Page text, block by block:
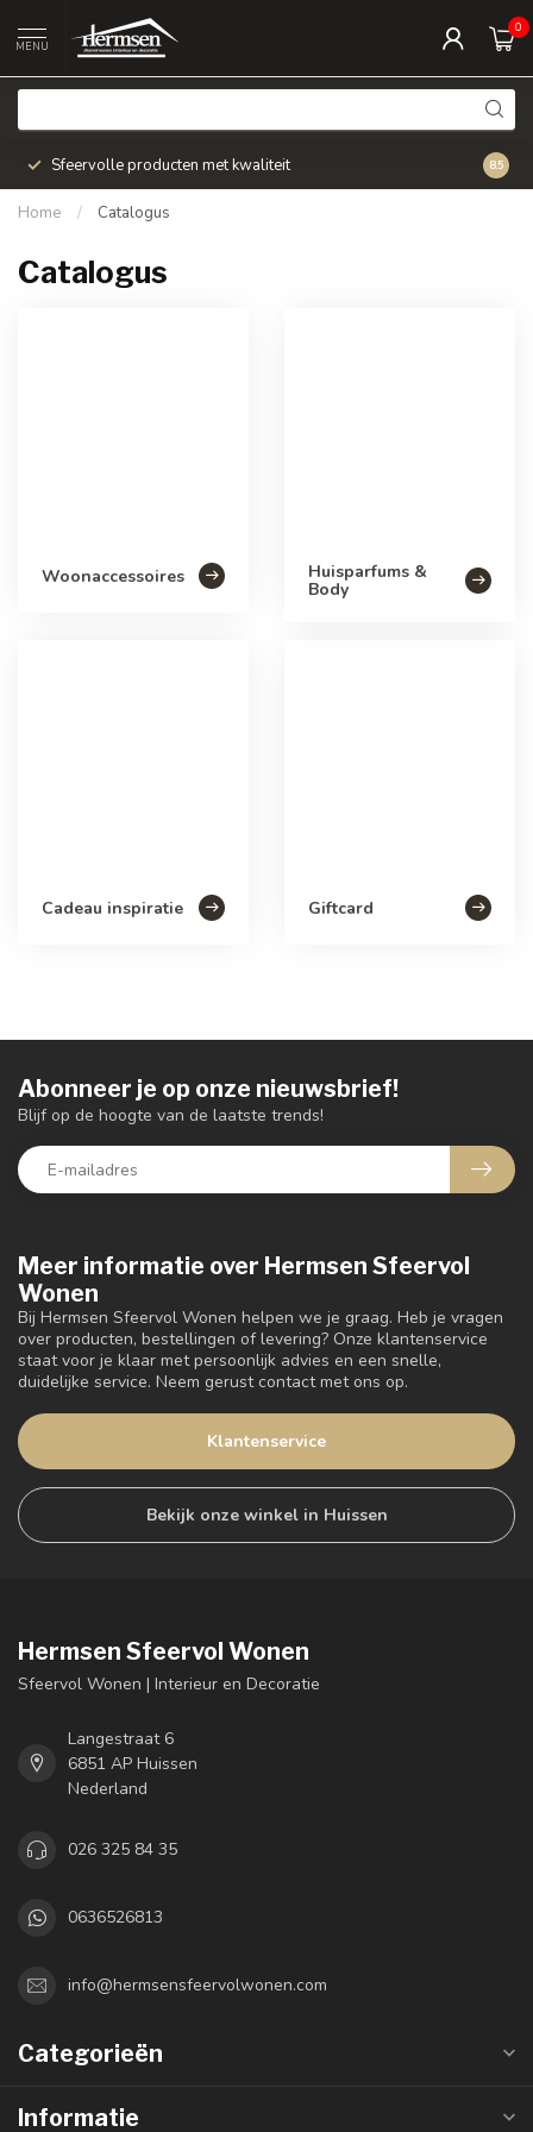
MENU
0
Sfeervolle producten met kwaliteit Snel
8.5
Home / Catalogus
Catalogus
Woonaccessoires Huisparfums &
Body
Cadeau inspiratie Giftcard
Meer informatie over Hermsen Sfeervol
Wonen
Bij Hermsen Sfeervol Wonen helpen we je graag. Heb je vragen
over producten, bestellingen of levering? Onze klantenservice
staat voor je klaar met persoonlijk advies en een snelle,
duidelijke service. Neem gerust contact met ons op.
Klantenservice
Bekijk onze winkel in Huissen
Abonneer je op onze nieuwsbrief!
Blijf op de hoogte van de laatste trends!
Hermsen Sfeervol Wonen
Sfeervol Wonen | Interieur en Decoratie
Langestraat 6
6851 AP Huissen
Nederland
026 325 84 35
0636526813
info@hermsensfeervolwonen.com
Categorieën
Informatie